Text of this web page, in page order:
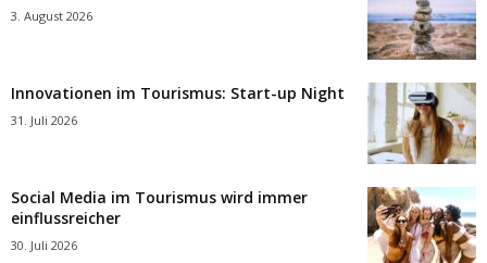
3. August 2026
Innovationen im Tourismus: Start-up Night
31. Juli 2026
Social Media im Tourismus wird immer
einflussreicher
30. Juli 2026